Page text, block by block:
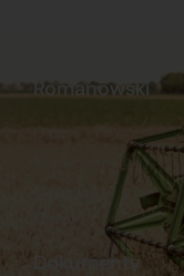
Dokumenty
Romanowski
Sklep internetowy